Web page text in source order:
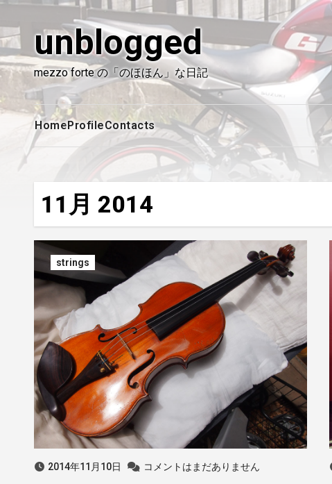
容
を
ス
ッ
unblogged
mezzo forte の「のほほん」な日記
HomeProfileContacts
11月 2014
strings
2014年11月10日 コメントはまだありません